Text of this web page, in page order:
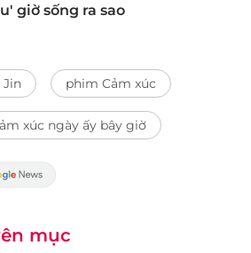
giờ sống ra sao
Jin phim Cảm xúc
xúc ngày ấy bây giờ
mục